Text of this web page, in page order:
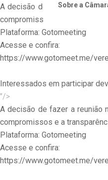
A decisão de fazer a reunião
compromissos e a
Plataforma: Gotomeeting
Acesse e confira:
https://www.gotomeet.me/
Interessados em participar
"/>
A decisão de fazer a reunião
compromissos e a
Plataforma: Gotomeeting
Acesse e confira:
https://www.gotomeet.me/
Sobre a